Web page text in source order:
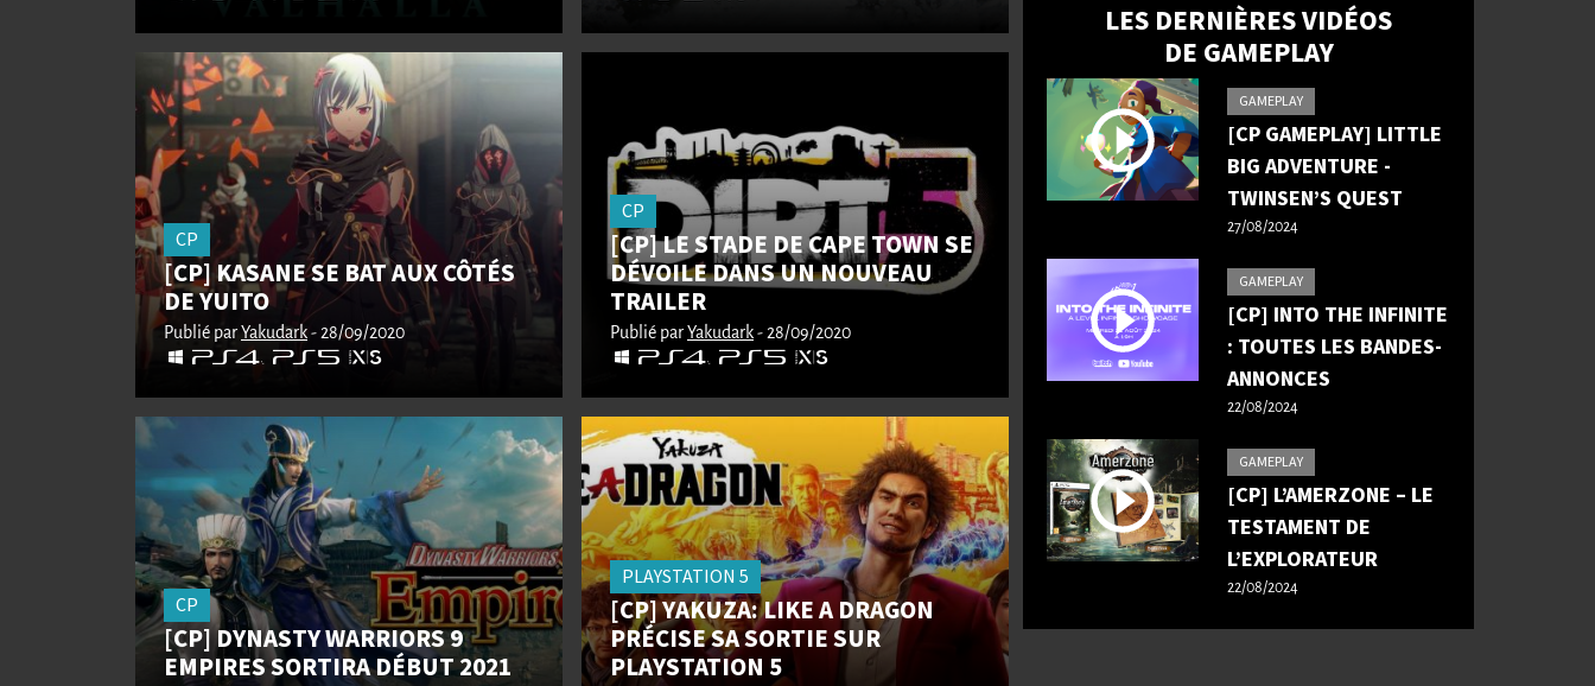
CP
[CP] KASANE SE BAT AUX CÔTÉS
DE YUITO
Publié parYakudark- 28/09/2020
CP
[CP] LE STADE DE CAPE TOWN SE
DÉVOILE DANS UN NOUVEAU
TRAILER
Publié parYakudark- 28/09/2020
CP
[CP] DYNASTY WARRIORS 9
EMPIRES SORTIRA DÉBUT 2021
PLAYSTATION 5
[CP] YAKUZA: LIKE A DRAGON
PRÉCISE SA SORTIE SUR
PLAYSTATION 5
LES DERNIÈRES VIDÉOS
DE GAMEPLAY
GAMEPLAY
[CP GAMEPLAY] LITTLE
BIG ADVENTURE -
TWINSEN’S QUEST
27/08/2024
GAMEPLAY
[CP] INTO THE INFINITE
: TOUTES LES BANDES-
ANNONCES
22/08/2024
GAMEPLAY
[CP] L’AMERZONE – LE
TESTAMENT DE
L’EXPLORATEUR
22/08/2024